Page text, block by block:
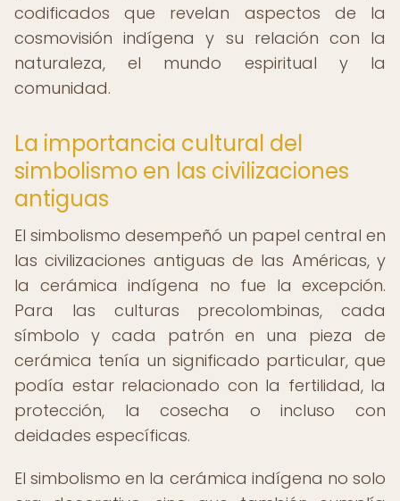
codificados que revelan aspectos de la
cosmovisión indígena y su relación con la
naturaleza, el mundo espiritual y la
comunidad.
La importancia cultural del
simbolismo en las civilizaciones
antiguas
El simbolismo desempeñó un papel central en
las civilizaciones antiguas de las Américas, y
la cerámica indígena no fue la excepción.
Para las culturas precolombinas, cada
símbolo y cada patrón en una pieza de
cerámica tenía un significado particular, que
podía estar relacionado con la fertilidad, la
protección, la cosecha o incluso con
deidades específicas.
El simbolismo en la cerámica indígena no solo